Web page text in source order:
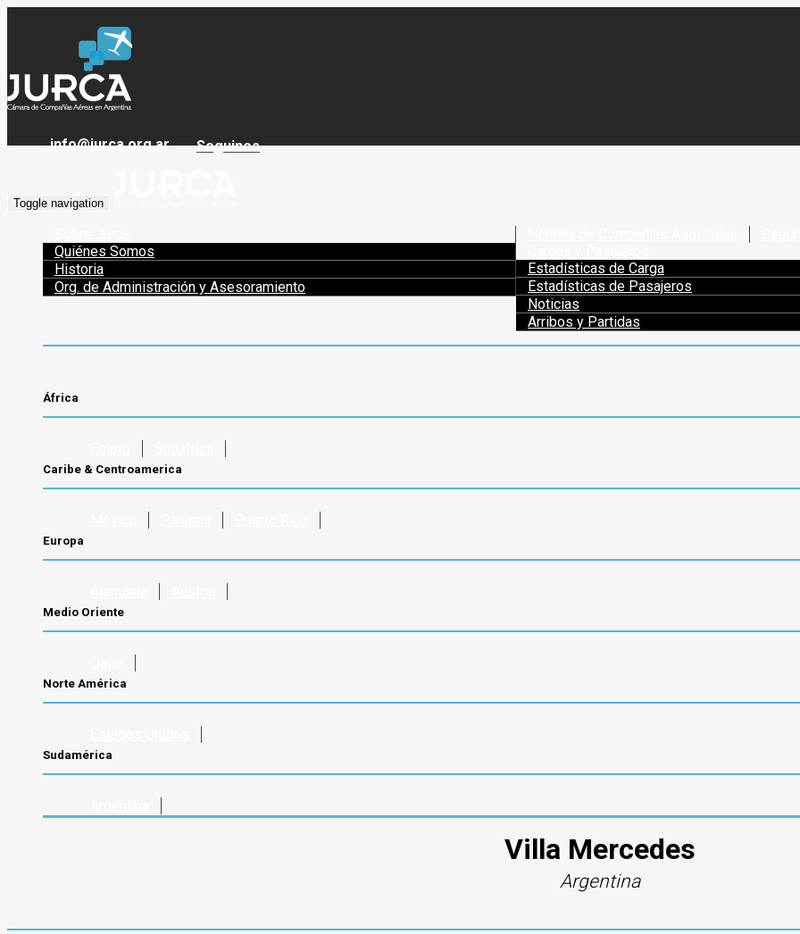
info@jurca.org.ar Seguinos
Toggle navigation
Quiénes Somos
Historia
Org. de Administración y Asesoramiento
Estadísticas de Carga
Estadísticas de Pasajeros
Noticias
Arribos y Partidas
África
Caribe & Centroamerica
Europa
Medio Oriente
Norte América
Sudamérica
Villa Mercedes
Argentina